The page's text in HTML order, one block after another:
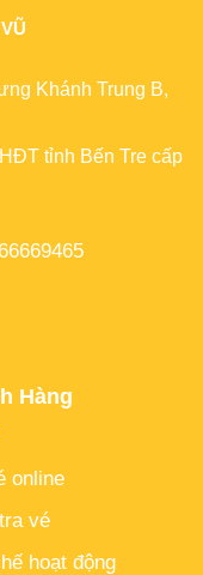
Khánh Trung B,
tỉnh Bến Tre cấp
Hàng
online
vé
hoạt động